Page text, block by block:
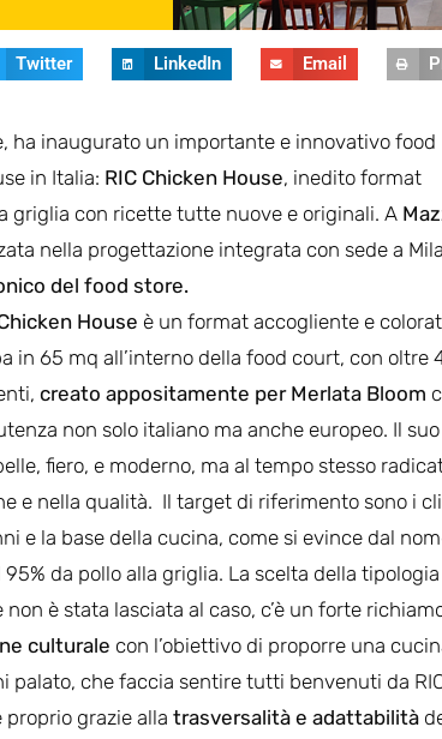
Twitter LinkedIn Email
ha inaugurato un importante e innovativo food
in Italia: RIC Chicken House, inedito format
griglia con ricette tutte nuove e originali. A
nella progettazione integrata con sede a
del food store.
House è un format accogliente e
in 65 mq all’interno della food court, con oltre
creato appositamente per Merlata Bloom
non solo italiano ma anche europeo. Il suo
fiero, e moderno, ma al tempo stesso
e nella qualità. Il target di riferimento sono i
e la base della cucina, come si evince dal
da pollo alla griglia. La scelta della
è stata lasciata al caso, c’è un forte
culturale con l’obiettivo di proporre una
palato, che faccia sentire tutti benvenuti da
proprio grazie alla trasversalità e adattabilità